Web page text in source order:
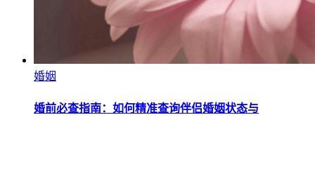
婚姻
婚前必查指南：如何精准查询伴侣婚姻状态与